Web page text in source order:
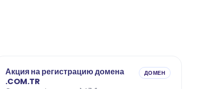
Акция на регистрацию домена
.COM.TR
ДОМЕН